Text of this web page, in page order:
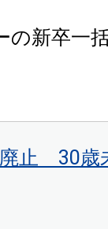
の新卒一
止 30歳